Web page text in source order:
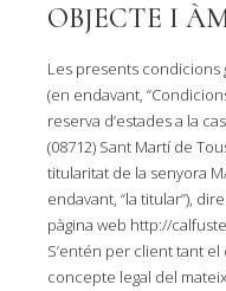
OBJECTE I
Les presents
(en endavant,
reserva d’estades a la
(08712) Sant Martí de
titularitat de la senyora
endavant, “la titular”),
pàgina web http://
S’entén per client tant
concepte legal del